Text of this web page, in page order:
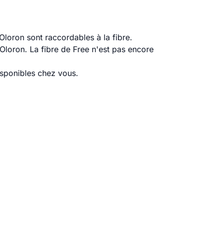
sont raccordables à la fibre.
La fibre de Free n'est pas encore
chez vous.